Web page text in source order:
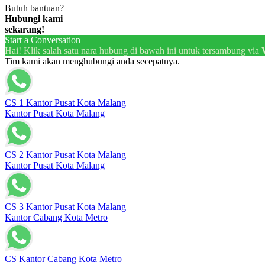
Butuh bantuan?
Hubungi kami
sekarang!
Start a Conversation
Hai! Klik salah satu nara hubung di bawah ini untuk tersambung via
Tim kami akan menghubungi anda secepatnya.
CS 1 Kantor Pusat Kota Malang
Kantor Pusat Kota Malang
CS 2 Kantor Pusat Kota Malang
Kantor Pusat Kota Malang
CS 3 Kantor Pusat Kota Malang
Kantor Cabang Kota Metro
CS Kantor Cabang Kota Metro